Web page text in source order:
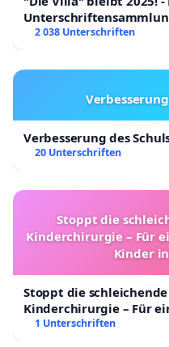
2 038 Unterschriften
Verbesserung des
20 Unterschriften
Stoppt die
Kinderchirurgie – Für
Kinder
Stoppt die
Kinderchirurgie – Für
Kinder in Deutschland
1 Unterschriften